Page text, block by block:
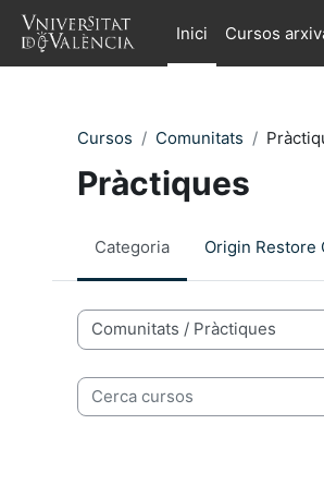
Ves al contingut principal
Inici
Cursos
Cursos Comunitats
Pràctiques
Categoria Origin Restore
Categories de Cursos
Cerca cursos